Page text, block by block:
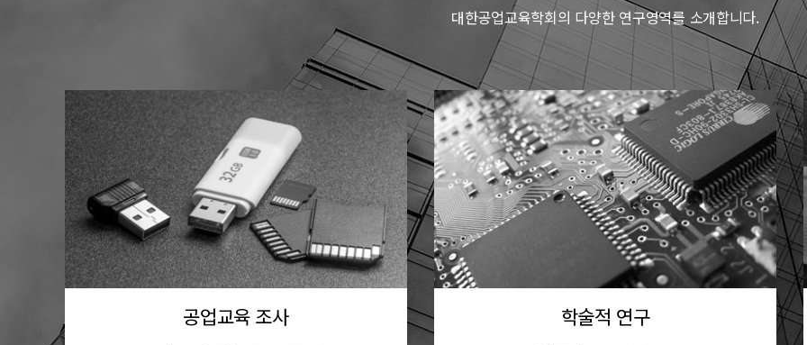
대한공업교육학회의 다양한 연구영역를 소개합니다.
공업교육 조사 학술적 연구